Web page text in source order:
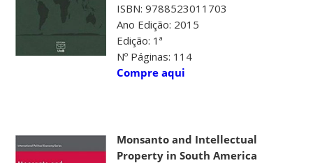
ISBN: 9788523011703
Ano Edição: 2015
Edição: 1ª
Nº Páginas: 114
Compre aqui
Monsanto and Intellectual
Property in South America